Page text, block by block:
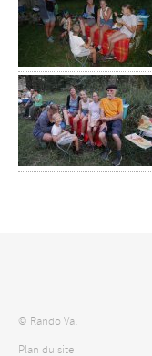
© Rando Val
Plan du site